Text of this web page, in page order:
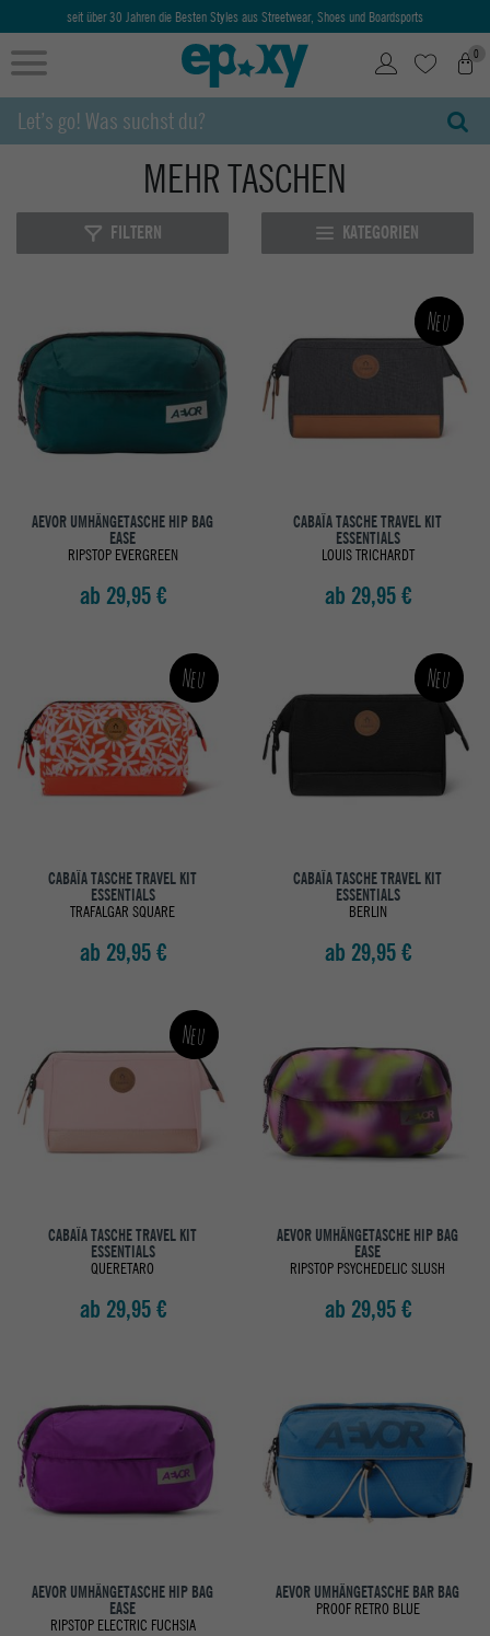
seit über 30 Jahren die Besten Styles aus Streetwear, Shoes und Boardsports
0
MEHR TASCHEN
FILTERN KATEGORIEN
AEVOR UMHÄNGETASCHE HIP BAG
EASE
RIPSTOP EVERGREEN
ab 29,95 €
Neu
CABAÏA TASCHE TRAVEL KIT
ESSENTIALS
LOUIS TRICHARDT
ab 29,95 €
Neu
CABAÏA TASCHE TRAVEL KIT
ESSENTIALS
TRAFALGAR SQUARE
ab 29,95 €
Neu
CABAÏA TASCHE TRAVEL KIT
ESSENTIALS
BERLIN
ab 29,95 €
Neu
CABAÏA TASCHE TRAVEL KIT
ESSENTIALS
QUERETARO
ab 29,95 €
AEVOR UMHÄNGETASCHE HIP BAG
EASE
RIPSTOP PSYCHEDELIC SLUSH
ab 29,95 €
AEVOR UMHÄNGETASCHE HIP BAG
EASE
RIPSTOP ELECTRIC FUCHSIA
AEVOR UMHÄNGETASCHE BAR BAG
PROOF RETRO BLUE